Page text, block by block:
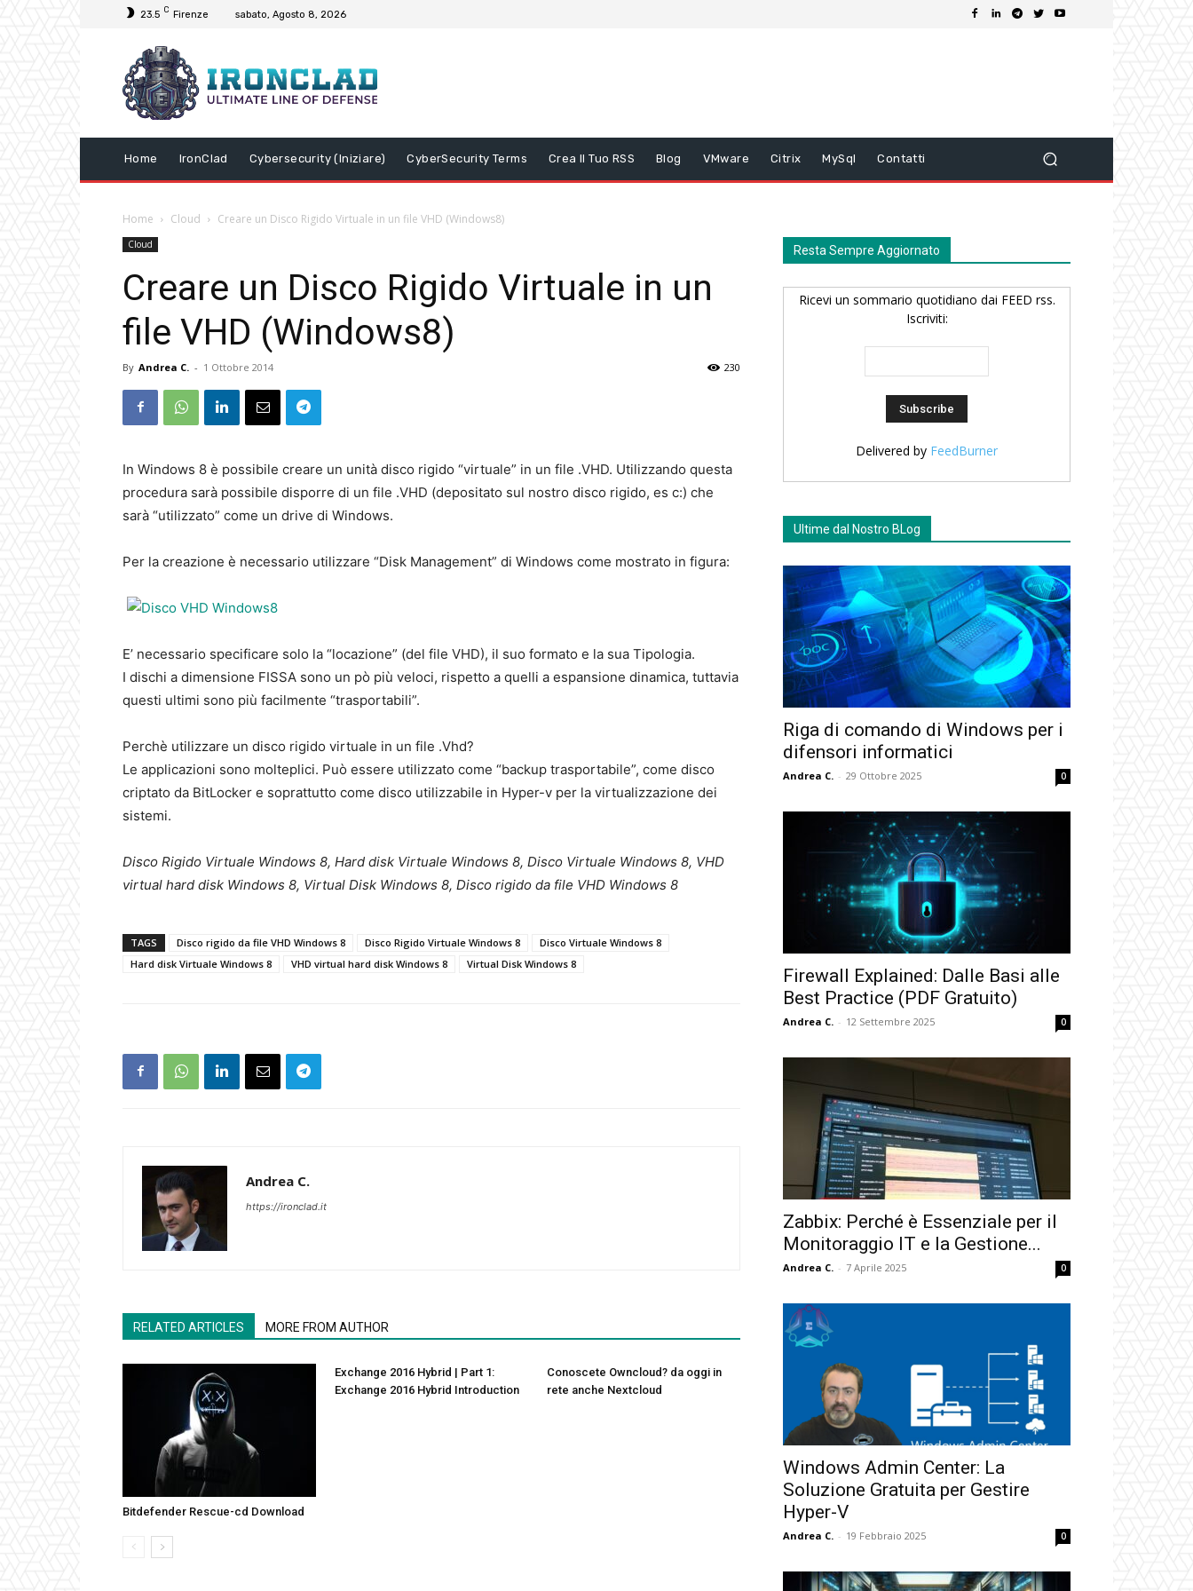
23.5 C Firenze sabato, Agosto 8, 2026
Home IronClad Cybersecurity (Iniziare) CyberSecurity Terms Crea Il Tuo RSS Blog VMware Citrix MySql Contatti
Home Cloud Creare un Disco Rigido Virtuale in un file VHD (Windows8)
Cloud
Creare un Disco Rigido Virtuale in un
file VHD (Windows8)
By Andrea C. - 1 Ottobre 2014 230
In Windows 8 è possibile creare un unità disco rigido “virtuale” in un file .VHD. Utilizzando questa
procedura sarà possibile disporre di un file .VHD (depositato sul nostro disco rigido, es c:) che
sarà “utilizzato” come un drive di Windows.
Per la creazione è necessario utilizzare “Disk Management” di Windows come mostrato in figura:
E’ necessario specificare solo la “locazione” (del file VHD), il suo formato e la sua Tipologia.
I dischi a dimensione FISSA sono un pò più veloci, rispetto a quelli a espansione dinamica, tuttavia
questi ultimi sono più facilmente “trasportabili”.
Perchè utilizzare un disco rigido virtuale in un file .Vhd?
Le applicazioni sono molteplici. Può essere utilizzato come “backup trasportabile”, come disco
criptato da BitLocker e soprattutto come disco utilizzabile in Hyper-v per la virtualizzazione dei
sistemi.
Disco Rigido Virtuale Windows 8, Hard disk Virtuale Windows 8, Disco Virtuale Windows 8, VHD
virtual hard disk Windows 8, Virtual Disk Windows 8, Disco rigido da file VHD Windows 8
TAGS Disco rigido da file VHD Windows 8 Disco Rigido Virtuale Windows 8
Disco Virtuale Windows 8
Hard disk Virtuale Windows 8
VHD virtual hard disk Windows 8 Virtual Disk Windows 8
Andrea C.
https://ironclad.it
RELATED ARTICLES MORE FROM AUTHOR
Bitdefender Rescue-cd Download
Exchange 2016 Hybrid | Part 1:
Exchange 2016 Hybrid Introduction
Conoscete Owncloud? da oggi in
rete anche Nextcloud
Resta Sempre Aggiornato
Ricevi un sommario quotidiano dai FEED rss.
Iscriviti:
Delivered by FeedBurner
Ultime dal Nostro BLog
Riga di comando di Windows per i
difensori informatici
Andrea C. - 29 Ottobre 2025 0
Firewall Explained: Dalle Basi alle
Best Practice (PDF Gratuito)
Andrea C. - 12 Settembre 2025 0
Zabbix: Perché è Essenziale per il
Monitoraggio IT e la Gestione...
Andrea C. - 7 Aprile 2025 0
Windows Admin Center: La
Soluzione Gratuita per Gestire
Hyper-V
Andrea C. - 19 Febbraio 2025 0